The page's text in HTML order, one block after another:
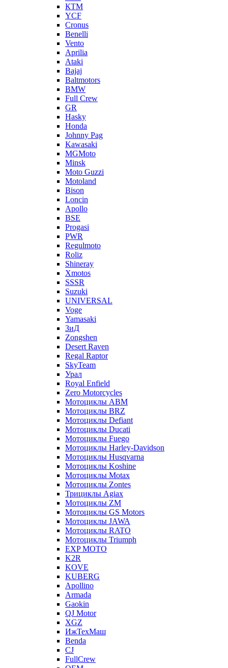
КТМ
YCF
Cronus
Benelli
Vento
Aprilia
Ataki
Bajaj
Baltmotors
BMW
Full Crew
GR
Hasky
Honda
Johnny Pag
Kawasaki
MGMoto
Minsk
Moto Guzzi
Motoland
Bison
Loncin
Apollo
BSE
Progasi
PWR
Regulmoto
Roliz
Shineray
Xmotos
SSSR
Suzuki
UNIVERSAL
Voge
Yamasaki
ЗиД
Zongshen
Desert Raven
Regal Raptor
SkyTeam
Урал
Royal Enfield
Zero Motorcycles
Мотоциклы ABM
Мотоциклы BRZ
Мотоциклы Defiant
Мотоциклы Ducati
Мотоциклы Fuego
Мотоциклы Harley-Davidson
Мотоциклы Husqvarna
Мотоциклы Koshine
Мотоциклы Motax
Мотоциклы Zontes
Трициклы Agiax
Мотоциклы ZM
Мотоциклы GS Motors
Мотоциклы JAWA
Мотоциклы RATO
Мотоциклы Triumph
EXP MOTO
K2R
KOVE
KUBERG
Apollino
Armada
Gaokin
QJ Motor
XGZ
ИжТехМаш
Benda
CJ
FullCrew